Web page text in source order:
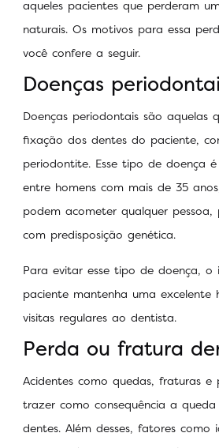
aqueles pacientes que perderam
naturais. Os motivos para essa
você confere a seguir.
Doenças
Doenças periodontais são aquelas
fixação dos dentes do paciente,
periodontite. Esse tipo de doença
entre homens com mais de 35
podem acometer qualquer pessoa,
com predisposição genética.
Para evitar esse tipo de doença, o
paciente mantenha uma excelente
visitas regulares ao dentista.
Perda ou fratura
Acidentes como quedas, fraturas e
trazer como consequência a
dentes. Além desses, fatores como